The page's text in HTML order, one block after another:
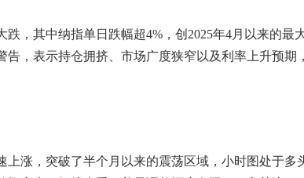
跌，其中纳指单日跌幅超4%，创2025年4月以来的最
告，表示持仓拥挤、市场广度狭窄以及利率上升预期
上涨，突破了半个月以来的震荡区域，小时图处于多